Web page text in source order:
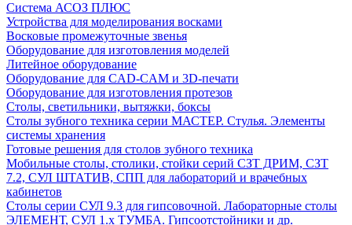
Система АСОЗ ПЛЮС
Устройства для моделирования восками
Восковые промежуточные звенья
Оборудование для изготовления моделей
Литейное оборудование
Оборудование для CAD-CAM и 3D-печати
Оборудование для изготовления протезов
Cтолы, светильники, вытяжки, боксы
Столы зубного техника серии МАСТЕР. Стулья. Элементы
системы хранения
Готовые решения для столов зубного техника
Мобильные столы, столики, стойки серий СЗТ ДРИМ, СЗТ
7.2, СУЛ ШТАТИВ, СПП для лабораторий и врачебных
кабинетов
Столы серии СУЛ 9.3 для гипсовочной. Лабораторные столы
ЭЛЕМЕНТ, СУЛ 1.х ТУМБА. Гипсоотстойники и др.